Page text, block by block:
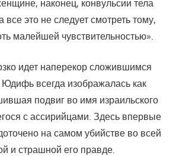
наконец, конвульсии тела
это не следует смотреть тому,
малейшей чувствительностью».
идет наперекор сложившимся
всегда изображалась как
подвиг во имя израильского
с ассирийцами. Здесь впервые
на самом убийстве во всей
и страшной его правде.